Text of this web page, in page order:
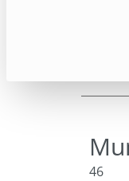
46